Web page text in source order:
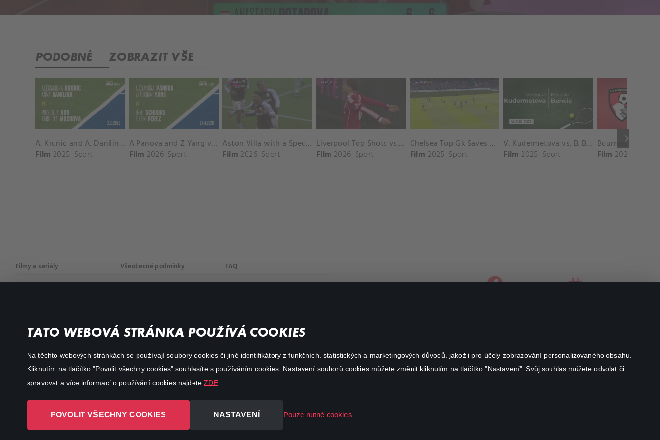
TATO WEBOVÁ STRÁNKA POUŽÍVÁ COOKIES
Na těchto webových stránkách se používají soubory cookies či jiné identifikátory z funkčních, statistických a marketingových důvodů, jakož i pro účely zobrazování personalizovaného obsahu.
Kliknutím na tlačítko "Povolit všechny cookies" souhlasíte s používáním cookies. Nastavení souborů cookies můžete změnit kliknutím na tlačítko "Nastavení". Svůj souhlas můžete odvolat či
spravovat a více informací o používání cookies najdeteZDE.
POVOLIT VŠECHNY COOKIES NASTAVENÍ Pouze nutné cookies
PODOBNÉ ZOBRAZIT VŠE
keyboard_arrow_right
A. Krunic and A. Danilina vs. P. Hon and K. Muchova Match Highlights - BEIJING_Capital Group Diamond ( October 02, 2025)
Film 2025 Sport
A Panova and Z Yang vs D Schuurs and E Perez Match Highlights - MADRID_Court 8 ( April 24, 2026)
Film 2026 Sport
Aston Villa with a Spectacular Goal vs. Nottingham Forest
Film 2026 Sport
Liverpool Top Shots vs. Fulham
Film 2026 Sport
Chelsea Top Gk Saves vs. Crystal Palace
Film 2025 Sport
V. Kudermetova vs. B. Bencic Match Highlights - CINCINNATI_Champions Court ( August 10, 2025)
Film 2025 Sport Film 2025
Filmy a seriály
Akční
Všeobecné podmínky FAQ
facebookinstagram
Canal+ Luxembourg S. à r.l. se sídlem Rue Albert Borschette 4,